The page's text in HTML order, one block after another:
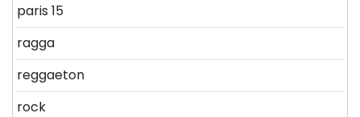
paris 15
ragga
reggaeton
rock